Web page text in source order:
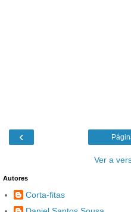
‹
Ver a
Autores
Corta-fitas